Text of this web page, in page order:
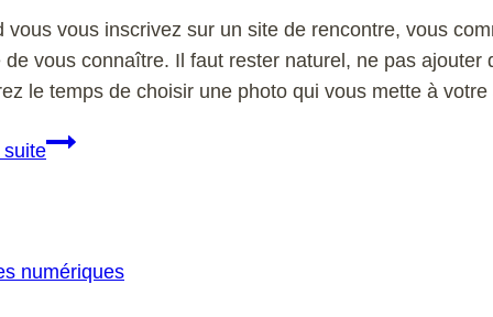
vous vous inscrivez sur un site de rencontre, vous
de vous connaître. Il faut rester naturel, ne pas
le temps de choisir une photo qui vous mette à
suiteQuels
types
numériques